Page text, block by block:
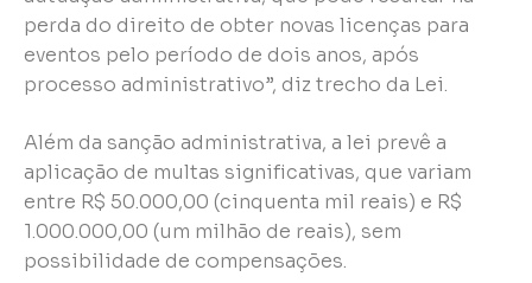
perda do direito de obter novas licenças para
eventos pelo período de dois anos, após
processo administrativo”, diz trecho da Lei.
Além da sanção administrativa, a lei prevê a
aplicação de multas significativas, que variam
entre R$ 50.000,00 (cinquenta mil reais) e R$
1.000.000,00 (um milhão de reais), sem
possibilidade de compensações.